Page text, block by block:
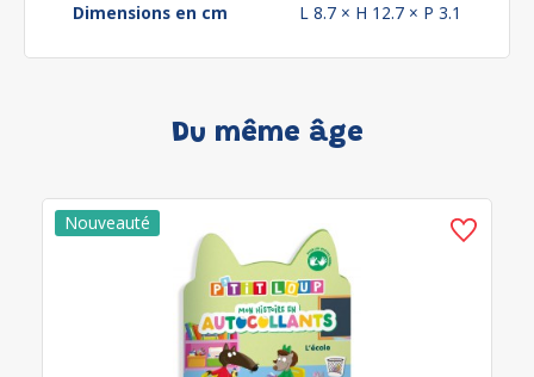
Dimensions en cm
L 8.7 × H 12.7 × P 3.1
Du même âge